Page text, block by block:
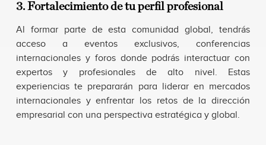
3. Fortalecimiento de tu perfil profesional
Al formar parte de esta comunidad global, tendrás
acceso a eventos exclusivos, conferencias
internacionales y foros donde podrás interactuar con
expertos y profesionales de alto nivel. Estas
experiencias te prepararán para liderar en mercados
internacionales y enfrentar los retos de la dirección
empresarial con una perspectiva estratégica y global.